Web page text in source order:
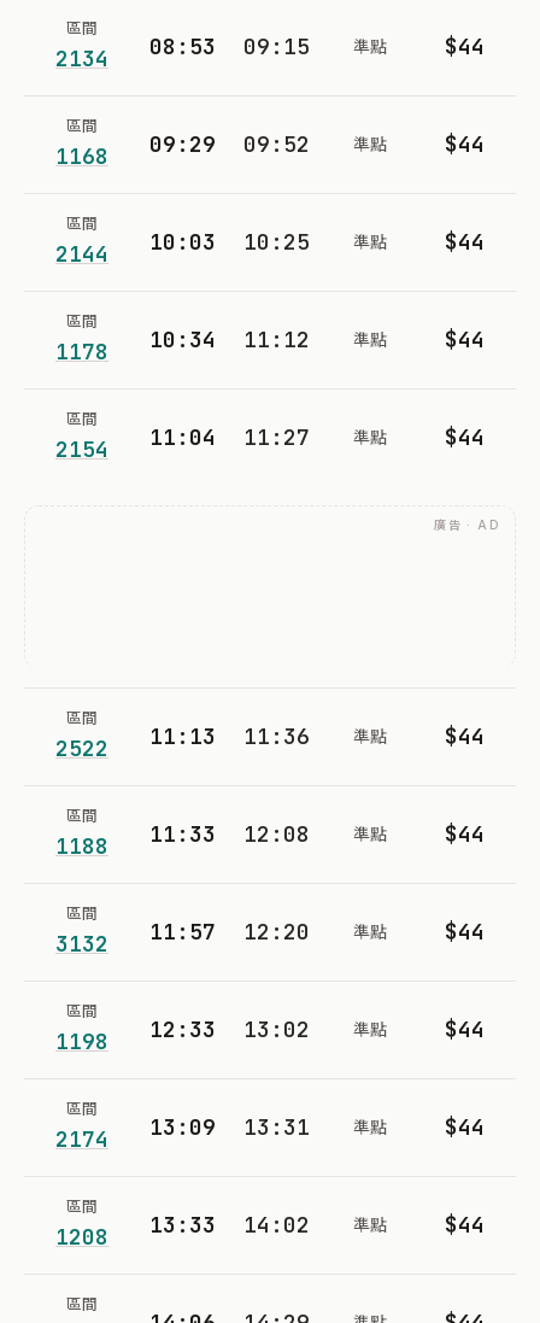
區間
2134 08:53 09:15 準點 $44
區間
1168 09:29 09:52 準點 $44
區間
2144 10:03 10:25 準點 $44
區間
1178 10:34 11:12 準點 $44
區間
2154 11:04 11:27 準點 $44
廣告 · AD
區間
2522 11:13 11:36 準點 $44
區間
1188 11:33 12:08 準點 $44
區間
3132 11:57 12:20 準點 $44
區間
1198 12:33 13:02 準點 $44
區間
2174 13:09 13:31 準點 $44
區間
1208 13:33 14:02 準點 $44
區間